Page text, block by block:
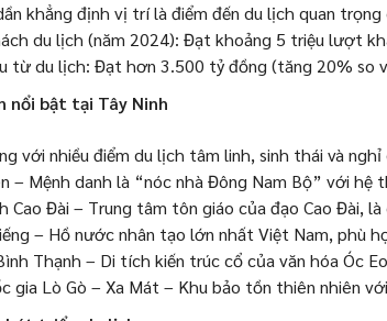
Việc
Ninh
Việc
Việc
khẳng định vị trí là điểm đến du lịch quan
du lịch (năm 2024): Đạt khoảng 5 triệu lượt
từ du lịch: Đạt hơn 3.500 tỷ đồng (tăng 20% ​​so
nổi bật tại Tây Ninh
với nhiều điểm du lịch tâm linh, sinh thái và
– Mệnh danh là “nóc nhà Đông Nam Bộ” với hệ
Cao Đài – Trung tâm tôn giáo của đạo Cao Đài,
– Hồ nước nhân tạo lớn nhất Việt Nam, phù
Thạnh – Di tích kiến ​​trúc cổ của văn hóa Óc
gia Lò Gò – Xa Mát – Khu bảo tồn thiên nhiên